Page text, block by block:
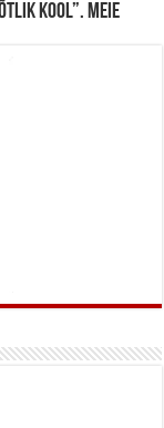
Kool”. Meie